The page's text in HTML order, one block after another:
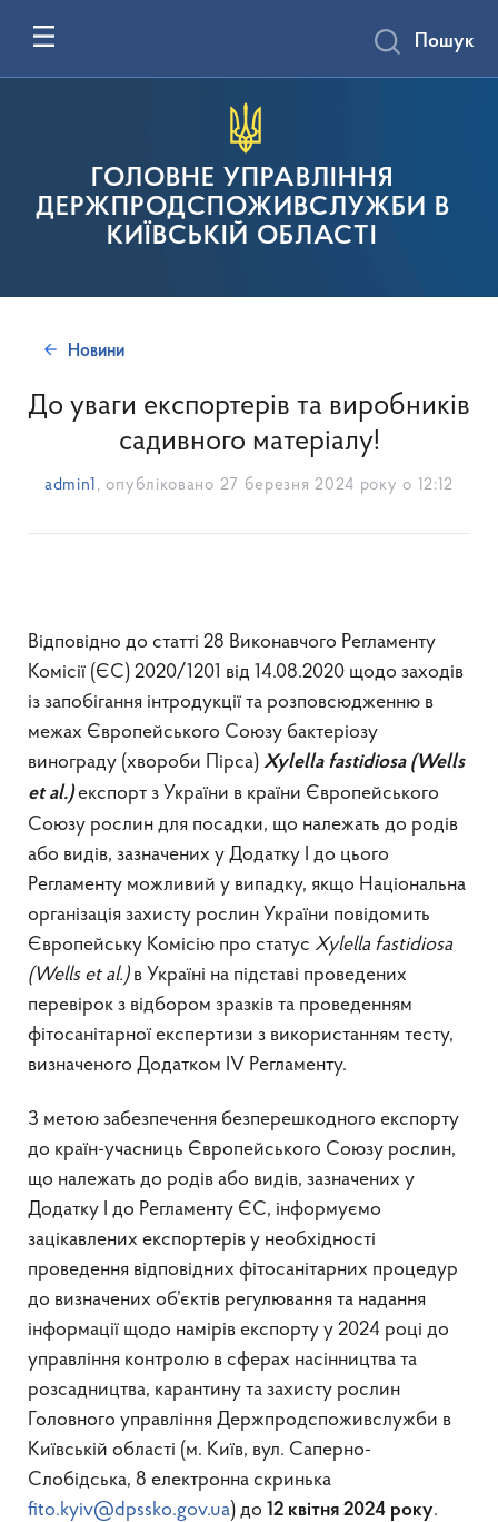
ГОЛОВНЕ УПРАВЛІННЯ
ДЕРЖПРОДСПОЖИВСЛУЖБИ В
КИЇВСЬКІЙ ОБЛАСТІ
Пошук
Новини
До уваги експортерів та виробників
садивного матеріалу!
admin1 , опубліковано 27 березня 2024 року о 12:12
Відповідно до статті 28 Виконавчого Регламенту
Комісії (ЄС) 2020/1201 від 14.08.2020 щодо заходів
із запобігання інтродукції та розповсюдженню в
межах Європейського Союзу бактеріозу
винограду (хвороби Пірса) Xylella fastidiosa(Wells
et al.)експорт з України в країни Європейського
Союзу рослин для посадки, що належать до родів
або видів, зазначених у Додатку І до цього
Регламенту можливий у випадку, якщо Національна
організація захисту рослин України повідомить
Європейську Комісію про статус Xylella fastidiosa
(Wells et al.)в Україні на підставі проведених
перевірок з відбором зразків та проведенням
фітосанітарної експертизи з використанням тесту,
визначеного Додатком ІV Регламенту.
З метою забезпечення безперешкодного експорту
до країн-учасниць Європейського Союзу рослин,
що належать до родів або видів, зазначених у
Додатку І до Регламенту ЄС, інформуємо
зацікавлених експортерів у необхідності
проведення відповідних фітосанітарних процедур
до визначених об’єктів регулювання та надання
інформації щодо намірів експорту у 2024 році до
управління контролю в сферах насінництва та
розсадництва, карантину та захисту рослин
Головного управління Держпродспоживслужби в
Київській області (м. Київ, вул. Саперно-
Слобідська, 8 електронна скринька
fito.kyiv@dpssko.gov.ua) до 12 квітня 2024 року.